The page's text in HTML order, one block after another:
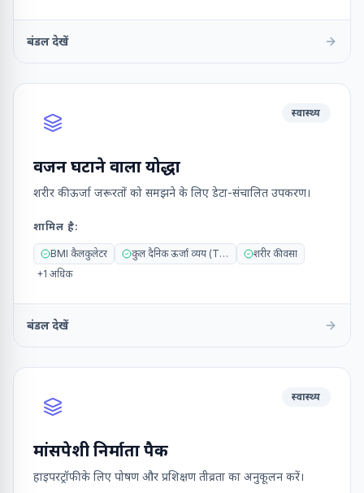
बंडल देखें
स्वास्थ्य
वजन घटाने वाला योद्धा
शरीर की ऊर्जा जरूरतों को समझने के लिए डेटा-संचालित उपकरण।
शामिल है:
BMI कैलकुलेटर कुल दैनिक ऊर्जा व्यय (TDEE)
शरीर की वसा
+1 अधिक
बंडल देखें
स्वास्थ्य
मांसपेशी निर्माता पैक
हाइपरट्रॉफी के लिए पोषण और प्रशिक्षण तीव्रता का अनुकूलन करें।